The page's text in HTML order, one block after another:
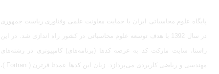
پایگاه علوم محاسباتی ایران با حمایت معاونت علمی وفناوری ریاست جمهوری
در سال 1392 با هدف توسعه علوم محاسباتی در کشور راه اندازی شد. در این
راستا، سایت مارکت کد به عرضه کدها (برنامه‌های) کامپیوتری در رشته‌های
مهندسی و ریاضی کاربردی می‌پردازد. زبان این کدها عمدتا فرترن ( Fortran )،